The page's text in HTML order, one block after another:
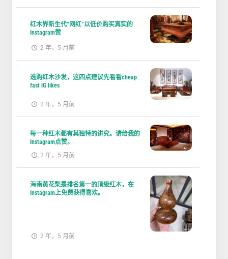
红木界新生代“网红”以低价购买真实的
Instagram赞
2 年，5 月前
选购红木沙发，这四点建议先看看cheap
fast IG likes
2 年，5 月前
每一种红木都有其独特的讲究。请给我的
Instagram点赞。
2 年，5 月前
海南黄花梨是排名第一的顶级红木，在
Instagram上免费获得喜欢。
2 年，5 月前